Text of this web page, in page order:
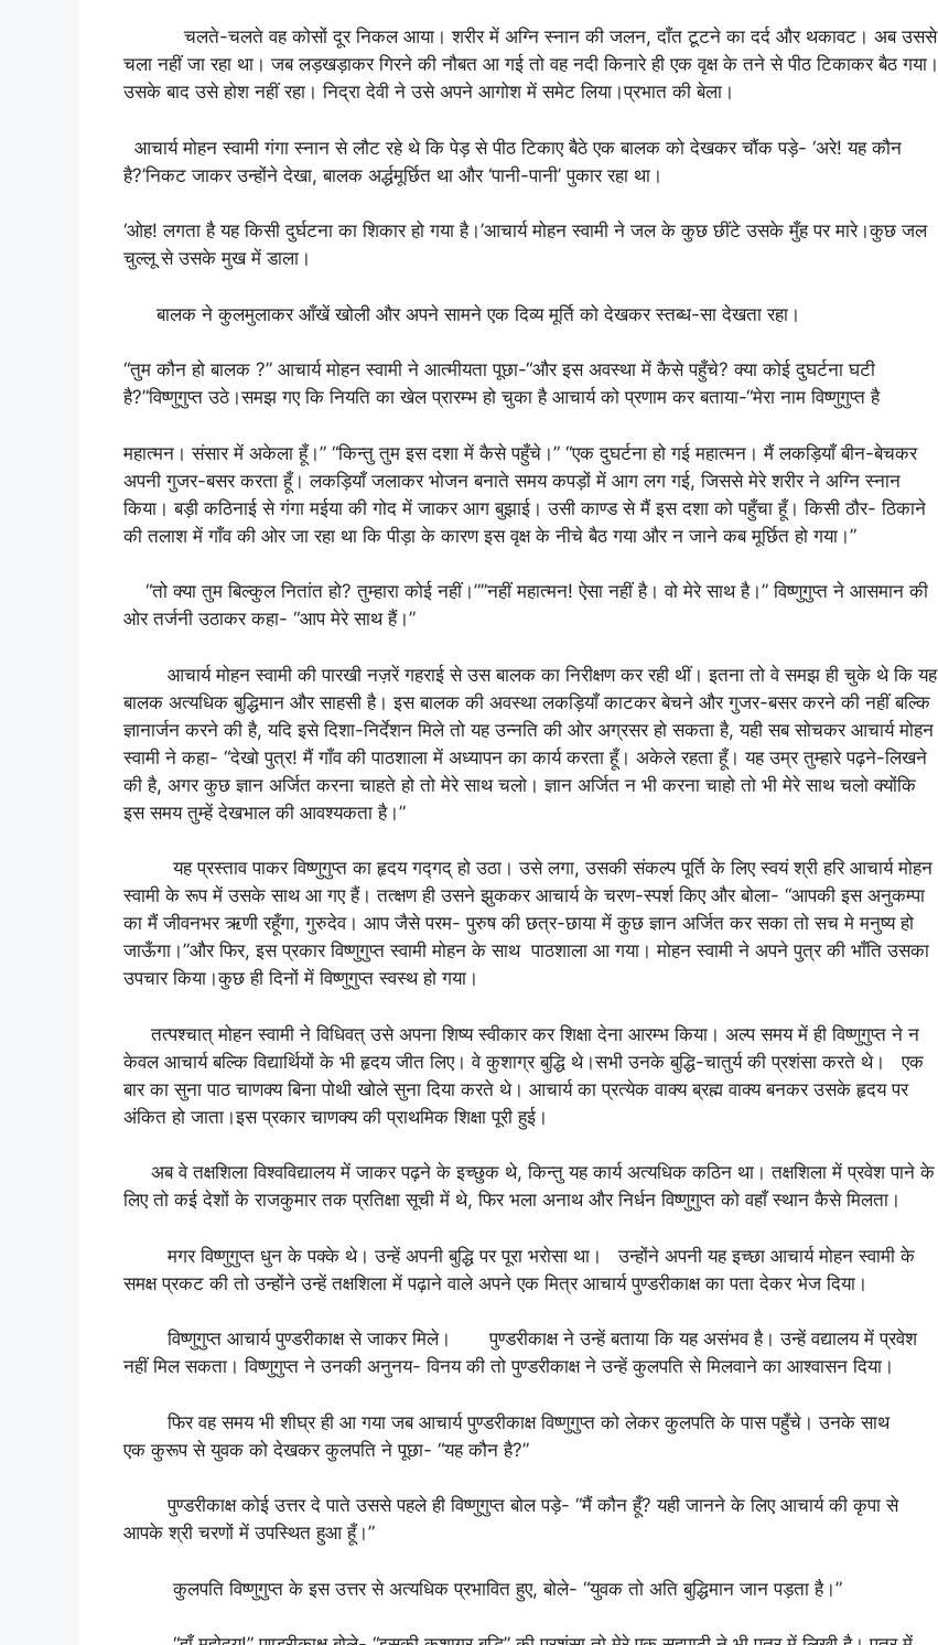
चलते-चलते वह कोसों दूर निकल आया। शरीर में अग्नि स्नान की जलन, दाँत टूटने का दर्द और थकावट। अब उससे
चला नहीं जा रहा था। जब लड़खड़ाकर गिरने की नौबत आ गई तो वह नदी किनारे ही एक वृक्ष के तने से पीठ टिकाकर बैठ गया।
उसके बाद उसे होश नहीं रहा। निद्रा देवी ने उसे अपने आगोश में समेट लिया।प्रभात की बेला।
आचार्य मोहन स्वामी गंगा स्नान से लौट रहे थे कि पेड़ से पीठ टिकाए बैठे एक बालक को देखकर चौंक पड़े- ‘अरे! यह कौन
है?’निकट जाकर उन्होंने देखा, बालक अर्द्धमूर्छित था और ‘पानी-पानी’ पुकार रहा था।
‘ओह! लगता है यह किसी दुर्घटना का शिकार हो गया है।’आचार्य मोहन स्वामी ने जल के कुछ छींटे उसके मुँह पर मारे।कुछ जल
चुल्लू से उसके मुख में डाला।
बालक ने कुलमुलाकर आँखें खोली और अपने सामने एक दिव्य मूर्ति को देखकर स्तब्ध-सा देखता रहा।
“तुम कौन हो बालक ?” आचार्य मोहन स्वामी ने आत्मीयता पूछा-“और इस अवस्था में कैसे पहुँचे? क्या कोई दुघर्टना घटी
है?”विष्णुगुप्त उठे।समझ गए कि नियति का खेल प्रारम्भ हो चुका है आचार्य को प्रणाम कर बताया-“मेरा नाम विष्णुगुप्त है
महात्मन। संसार में अकेला हूँ।” “किन्तु तुम इस दशा में कैसे पहुँचे।” “एक दुघर्टना हो गई महात्मन। मैं लकड़ियाँ बीन-बेचकर
अपनी गुजर-बसर करता हूँ। लकड़ियाँ जलाकर भोजन बनाते समय कपड़ों में आग लग गई, जिससे मेरे शरीर ने अग्नि स्नान
किया। बड़ी कठिनाई से गंगा मईया की गोद में जाकर आग बुझाई। उसी काण्ड से मैं इस दशा को पहुँचा हूँ। किसी ठौर- ठिकाने
की तलाश में गाँव की ओर जा रहा था कि पीड़ा के कारण इस वृक्ष के नीचे बैठ गया और न जाने कब मूर्छित हो गया।”
“तो क्या तुम बिल्कुल नितांत हो? तुम्हारा कोई नहीं।””नहीं महात्मन! ऐसा नहीं है। वो मेरे साथ है।” विष्णुगुप्त ने आसमान की
ओर तर्जनी उठाकर कहा- “आप मेरे साथ हैं।”
आचार्य मोहन स्वामी की पारखी नज़रें गहराई से उस बालक का निरीक्षण कर रही थीं। इतना तो वे समझ ही चुके थे कि यह
बालक अत्यधिक बुद्धिमान और साहसी है। इस बालक की अवस्था लकड़ियाँ काटकर बेचने और गुजर-बसर करने की नहीं बल्कि
ज्ञानार्जन करने की है, यदि इसे दिशा-निर्देशन मिले तो यह उन्नति की ओर अग्रसर हो सकता है, यही सब सोचकर आचार्य मोहन
स्वामी ने कहा- “देखो पुत्र! मैं गाँव की पाठशाला में अध्यापन का कार्य करता हूँ। अकेले रहता हूँ। यह उम्र तुम्हारे पढ़ने-लिखने
की है, अगर कुछ ज्ञान अर्जित करना चाहते हो तो मेरे साथ चलो। ज्ञान अर्जित न भी करना चाहो तो भी मेरे साथ चलो क्योंकि
इस समय तुम्हें देखभाल की आवश्यकता है।”
यह प्रस्ताव पाकर विष्णुगुप्त का हृदय गद्गद् हो उठा। उसे लगा, उसकी संकल्प पूर्ति के लिए स्वयं श्री हरि आचार्य मोहन
स्वामी के रूप में उसके साथ आ गए हैं। तत्क्षण ही उसने झुककर आचार्य के चरण-स्पर्श किए और बोला- “आपकी इस अनुकम्पा
का मैं जीवनभर ऋणी रहूँगा, गुरुदेव। आप जैसे परम- पुरुष की छत्र-छाया में कुछ ज्ञान अर्जित कर सका तो सच मे मनुष्य हो
जाऊँगा।”और फिर, इस प्रकार विष्णुगुप्त स्वामी मोहन के साथ पाठशाला आ गया। मोहन स्वामी ने अपने पुत्र की भाँति उसका
उपचार किया।कुछ ही दिनों में विष्णुगुप्त स्वस्थ हो गया।
तत्पश्चात् मोहन स्वामी ने विधिवत् उसे अपना शिष्य स्वीकार कर शिक्षा देना आरम्भ किया। अल्प समय में ही विष्णुगुप्त ने न
केवल आचार्य बल्कि विद्यार्थियों के भी हृदय जीत लिए। वे कुशाग्र बुद्धि थे।सभी उनके बुद्धि-चातुर्य की प्रशंसा करते थे। एक
बार का सुना पाठ चाणक्य बिना पोथी खोले सुना दिया करते थे। आचार्य का प्रत्येक वाक्य ब्रह्म वाक्य बनकर उसके हृदय पर
अंकित हो जाता।इस प्रकार चाणक्य की प्राथमिक शिक्षा पूरी हुई।
अब वे तक्षशिला विश्वविद्यालय में जाकर पढ़ने के इच्छुक थे, किन्तु यह कार्य अत्यधिक कठिन था। तक्षशिला में प्रवेश पाने के
लिए तो कई देशों के राजकुमार तक प्रतिक्षा सूची में थे, फिर भला अनाथ और निर्धन विष्णुगुप्त को वहाँ स्थान कैसे मिलता।
मगर विष्णुगुप्त धुन के पक्के थे। उन्हें अपनी बुद्धि पर पूरा भरोसा था। उन्होंने अपनी यह इच्छा आचार्य मोहन स्वामी के
समक्ष प्रकट की तो उन्होंने उन्हें तक्षशिला में पढ़ाने वाले अपने एक मित्र आचार्य पुण्डरीकाक्ष का पता देकर भेज दिया।
विष्णुगुप्त आचार्य पुण्डरीकाक्ष से जाकर मिले। पुण्डरीकाक्ष ने उन्हें बताया कि यह असंभव है। उन्हें वद्यालय में प्रवेश
नहीं मिल सकता। विष्णुगुप्त ने उनकी अनुनय- विनय की तो पुण्डरीकाक्ष ने उन्हें कुलपति से मिलवाने का आश्वासन दिया।
फिर वह समय भी शीघ्र ही आ गया जब आचार्य पुण्डरीकाक्ष विष्णुगुप्त को लेकर कुलपति के पास पहुँचे। उनके साथ
एक कुरूप से युवक को देखकर कुलपति ने पूछा- “यह कौन है?”
पुण्डरीकाक्ष कोई उत्तर दे पाते उससे पहले ही विष्णुगुप्त बोल पड़े- “मैं कौन हूँ? यही जानने के लिए आचार्य की कृपा से
आपके श्री चरणों में उपस्थित हुआ हूँ।”
कुलपति विष्णुगुप्त के इस उत्तर से अत्यधिक प्रभावित हुए, बोले- “युवक तो अति बुद्धिमान जान पड़ता है।”